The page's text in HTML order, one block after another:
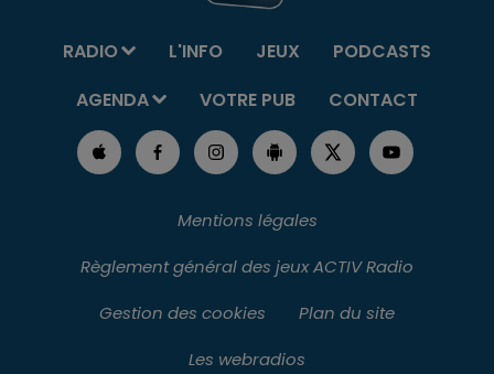
RADIO L'INFO JEUX
PODCASTS
AGENDA
VOTRE PUB CONTACT
Mentions légales
Règlement général des jeux ACTIV Radio
Gestion des cookies
Plan du site
Les webradios